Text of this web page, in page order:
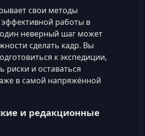
свои методы
работы в
один неверный шаг может
сделать кадр. Вы
к экспедиции,
риски и оставаться
в самой напряжённой
и редакционные